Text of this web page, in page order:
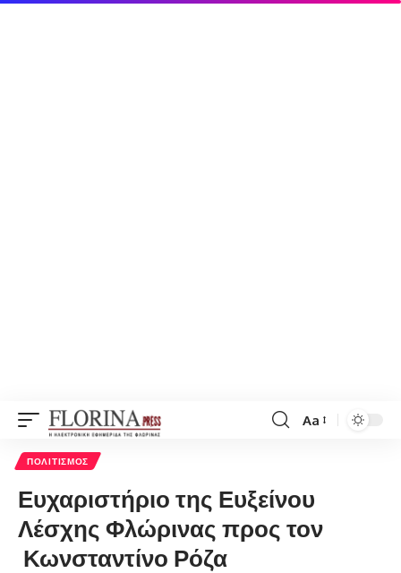
Font
Aa
ΠΟΛΙΤΙΣΜΌΣ
Ευχαριστήριο της Ευξείνου
Λέσχης Φλώρινας προς τον
Κωνσταντίνο Ρόζα